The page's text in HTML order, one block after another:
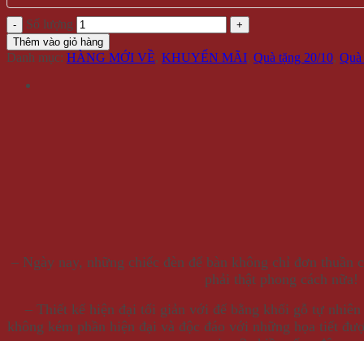
Số lượng
Thêm vào giỏ hàng
Danh mục: HÀNG MỚI VỀ, KHUYẾN MÃI, Quà tặng 20/10, Quà
– Ngày nay, những chiếc đèn để bàn không chỉ đơn thuần
phải thật phong cách nữa!
– Thiết kế hiện đại tối giản với đế bằng khối gỗ tự
không kém phần hiện đại và độc đáo với những họa tiết